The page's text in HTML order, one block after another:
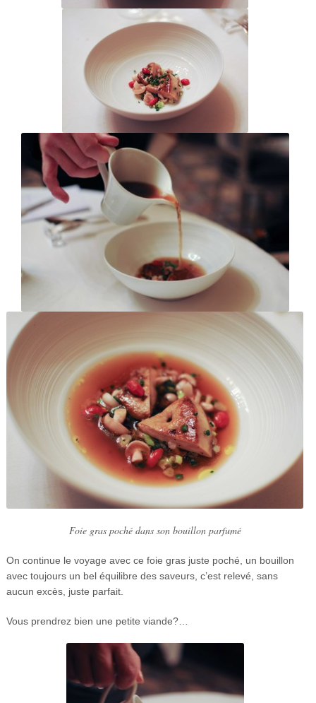
Foie gras poché dans son bouillon parfumé
On continue le voyage avec ce foie gras juste poché, un bouillon
avec toujours un bel équilibre des saveurs, c’est relevé, sans
aucun excès, juste parfait.
Vous prendrez bien une petite viande?…